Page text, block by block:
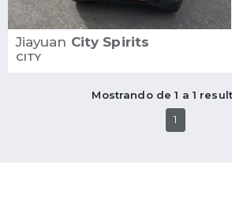
Jiayuan City Spirits
CITY
Mostrando de 1 a 1
1